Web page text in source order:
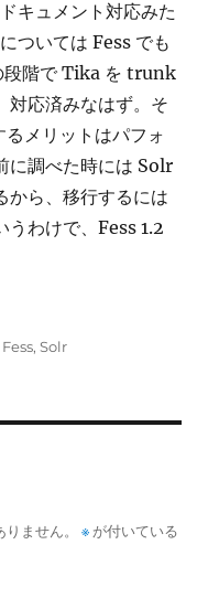
キュメント対応みた
ついては Fess でも
段階で Tika を trunk
対応済みなはず。そ
メリットはパフォ
に調べた時には Solr
から、移行するには
うわけで、Fess 1.2
カ
Fess,Solr
ません。 ※が付いている